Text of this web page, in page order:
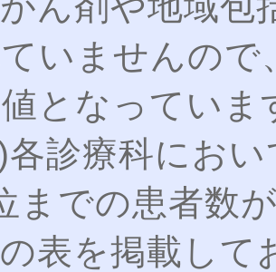
いませんので
となっていま
診療科におい
までの患者数
表を掲載して